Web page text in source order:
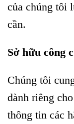
của chúng tôi
cần.
Sở hữu công
Chúng tôi
dành riêng
thông tin các